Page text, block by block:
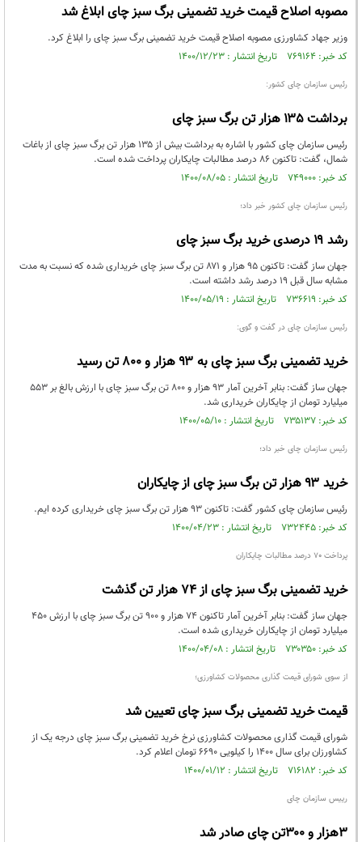
مصوبه اصلاح قیمت خرید تضمینی برگ سبز چای ابلاغ شد
وزیر جهاد کشاورزی مصوبه اصلاح قیمت خرید تضمینی برگ سبز چای را ابلاغ کرد.
کد خبر: ۷۶۹۱۶۴ تاریخ انتشار : ۱۴۰۰/۱۲/۲۳
رئیس سازمان چای کشور:
برداشت ۱۳۵ هزار تن برگ سبز چای
رئیس سازمان چای کشور با اشاره به برداشت بیش از ۱۳۵ هزار تن برگ سبز چای از باغات
شمال، گفت: تاکنون ۸۶ درصد مطالبات چایکاران پرداخت شده است.
کد خبر: ۷۴۹۰۰۰ تاریخ انتشار : ۱۴۰۰/۰۸/۰۵
رئیس سازمان چای کشور خبر داد؛
رشد ۱۹ درصدی خرید برگ سبز چای
جهان ساز گفت: تاکنون ۹۵ هزار و ۸۷۱ تن برگ سبز چای خریداری شده که نسبت به مدت
مشابه سال قبل ۱۹ درصد رشد داشته است.
کد خبر: ۷۳۶۶۱۹ تاریخ انتشار : ۱۴۰۰/۰۵/۱۹
رئیس سازمان چای در گفت و گوی:
خرید تضمینی برگ سبز چای به ۹۳ هزار و ۸۰۰ تن رسید
جهان ساز گفت: بنابر آخرین آمار ۹۳ هزار و ۸۰۰ تن برگ سبز چای با ارزش بالغ بر ۵۵۳
میلیارد تومان از چایکاران خریداری شد.
کد خبر: ۷۳۵۱۳۷ تاریخ انتشار : ۱۴۰۰/۰۵/۱۰
رئیس سازمان چای خبر داد؛
خرید ۹۳ هزار تن برگ سبز چای از چایکاران
رئیس سازمان چای کشور گفت: تاکنون ۹۳ هزار تن برگ سبز چای خریداری کرده ایم.
کد خبر: ۷۳۲۴۴۵ تاریخ انتشار : ۱۴۰۰/۰۴/۲۳
پرداخت ۷۰ درصد مطالبات چایکاران
خرید تضمینی برگ سبز چای از ۷۴ هزار تن گذشت
جهان ساز گفت: بنابر آخرین آمار تاکنون ۷۴ هزار و ۹۰۰ تن برگ سبز چای با ارزش ۴۵۰
میلیارد تومان از چایکاران خریداری شده است.
کد خبر: ۷۳۰۳۵۰ تاریخ انتشار : ۱۴۰۰/۰۴/۰۸
از سوی شورای قیمت گذاری محصولات کشاورزی؛
قیمت خرید تضمینی برگ سبز چای تعیین شد
شورای قیمت گذاری محصولات کشاورزی نرخ خرید تضمینی برگ سبز چای درجه یک از
کشاورزان برای سال ۱۴۰۰ را کیلویی ۶۶۹۰ تومان اعلام کرد.
کد خبر: ۷۱۶۱۸۲ تاریخ انتشار : ۱۴۰۰/۰۱/۱۲
رییس سازمان چای
۳هزار و ۳۰۰تن‌ چای صادر شد